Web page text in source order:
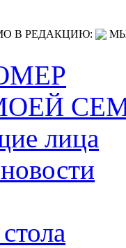
В РЕДАКЦИЮ:
лица